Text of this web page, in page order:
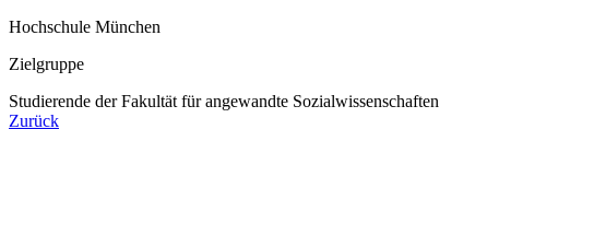
Hochschule München
Zielgruppe
Studierende der Fakultät für angewandte Sozialwissenschaften
Zurück